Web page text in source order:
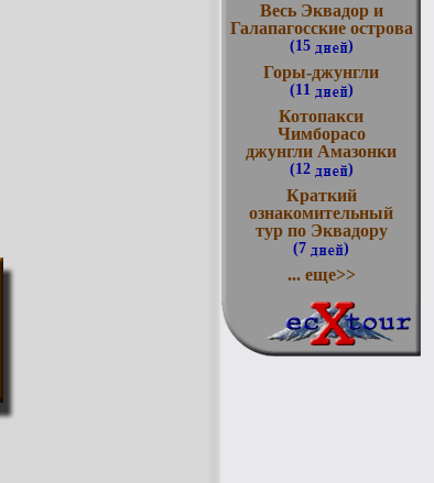
Весь Эквадор и
Галапагосские острова
(15 )
Горы-джунгли
(11 )
Котопакси
Чимборасо
джунгли Амазонки
(12 )
Краткий
ознакомительный
тур по Эквадору
(7 )
... еще>>